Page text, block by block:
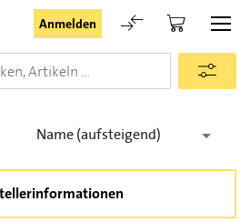
Anmelden
Name (aufsteigend)